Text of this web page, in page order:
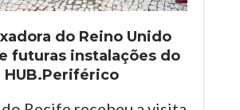
do Reino Unido
futuras instalações do
HUB.Periférico